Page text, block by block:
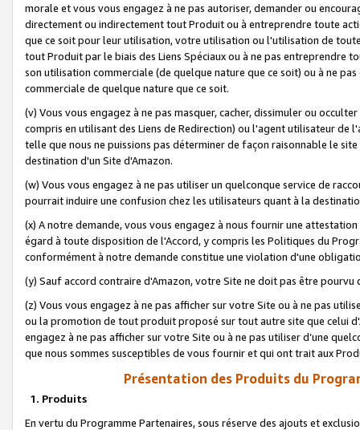
morale et vous vous engagez à ne pas autoriser, demander ou
directement ou indirectement tout Produit ou à entreprendre toute
que ce soit pour leur utilisation, votre utilisation ou l'utilisation de
tout Produit par le biais des Liens Spéciaux ou à ne pas entreprendre
son utilisation commerciale (de quelque nature que ce soit) ou à ne
commerciale de quelque nature que ce soit.
(v) Vous vous engagez à ne pas masquer, cacher, dissimuler ou
compris en utilisant des Liens de Redirection) ou l'agent utilisateur
telle que nous ne puissions pas déterminer de façon raisonnable le
destination d'un Site d'Amazon.
(w) Vous vous engagez à ne pas utiliser un quelconque service de
pourrait induire une confusion chez les utilisateurs quant à la
(x) A notre demande, vous vous engagez à nous fournir une
égard à toute disposition de l'Accord, y compris les Politiques du
conformément à notre demande constitue une violation d'une
(y) Sauf accord contraire d'Amazon, votre Site ne doit pas être
(z) Vous vous engagez à ne pas afficher sur votre Site ou à ne pas
ou la promotion de tout produit proposé sur tout autre site que celui
engagez à ne pas afficher sur votre Site ou à ne pas utiliser d’une
que nous sommes susceptibles de vous fournir et qui ont trait aux
Présentation des Produits du
1. Produits
En vertu du Programme Partenaires, sous réserve des ajouts et